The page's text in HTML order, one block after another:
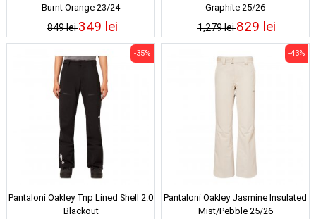
Burnt Orange 23/24
849 lei349 lei
Graphite 25/26
1,279 lei829 lei
Pantaloni Oakley Tnp Lined Shell 2.0
Blackout
-35%
Pantaloni Oakley Jasmine Insulated
Mist/Pebble 25/26
-43%